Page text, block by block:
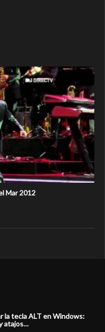
Mar 2012
la tecla ALT en Windows:
atajos…